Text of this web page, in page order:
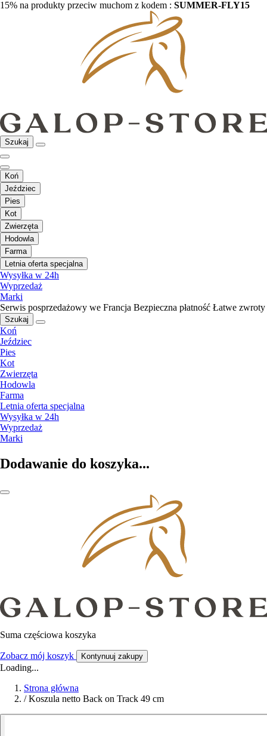
15% na produkty przeciw muchom z kodem : SUMMER-FLY15
Szukaj
Koń
Jeździec
Pies
Kot
Zwierzęta
Hodowla
Farma
Letnia oferta specjalna
Wysyłka w 24h
Wyprzedaż
Marki
Serwis posprzedażowy we Francja Bezpieczna płatność Łatwe zwroty
Szukaj
Koń
Jeździec
Pies
Kot
Zwierzęta
Hodowla
Farma
Letnia oferta specjalna
Wysyłka w 24h
Wyprzedaż
Marki
Dodawanie do koszyka...
Suma częściowa koszyka
Zobacz mój koszyk Kontynuuj zakupy
Loading...
Strona główna
/ Koszula netto Back on Track 49 cm